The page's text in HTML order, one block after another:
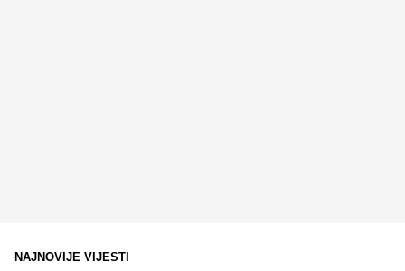
NAJNOVIJE VIJESTI